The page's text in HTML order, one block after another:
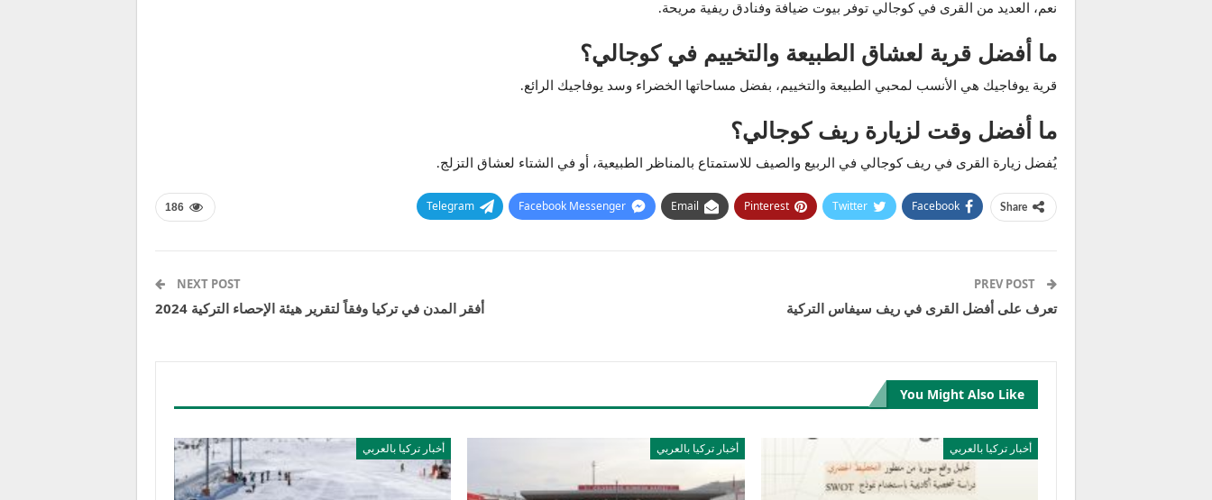
نعم، العديد من القرى في كوجالي توفر بيوت ضيافة وفنادق ريفية مريحة.
ما أفضل قرية لعشاق الطبيعة والتخييم في كوجالي؟
قرية يوفاجيك هي الأنسب لمحبي الطبيعة والتخييم، بفضل مساحاتها الخضراء وسد يوفاجيك الرائع.
ما أفضل وقت لزيارة ريف كوجالي؟
يُفضل زيارة القرى في ريف كوجالي في الربيع والصيف للاستمتاع بالمناظر الطبيعية، أو في الشتاء لعشاق التزلج.
186 Share
Facebook
Twitter
Pinterest
Email
Facebook Messenger
Telegram
تعرف على أفضل القرى في ريف سيفاس التركية
NEXT POST
أفقر المدن في تركيا وفقاً لتقرير هيئة الإحصاء التركية 2024
You Might Also Like
أخبار تركيا بالعربي أخبار تركيا بالعربي أخبار تركيا بالعربي